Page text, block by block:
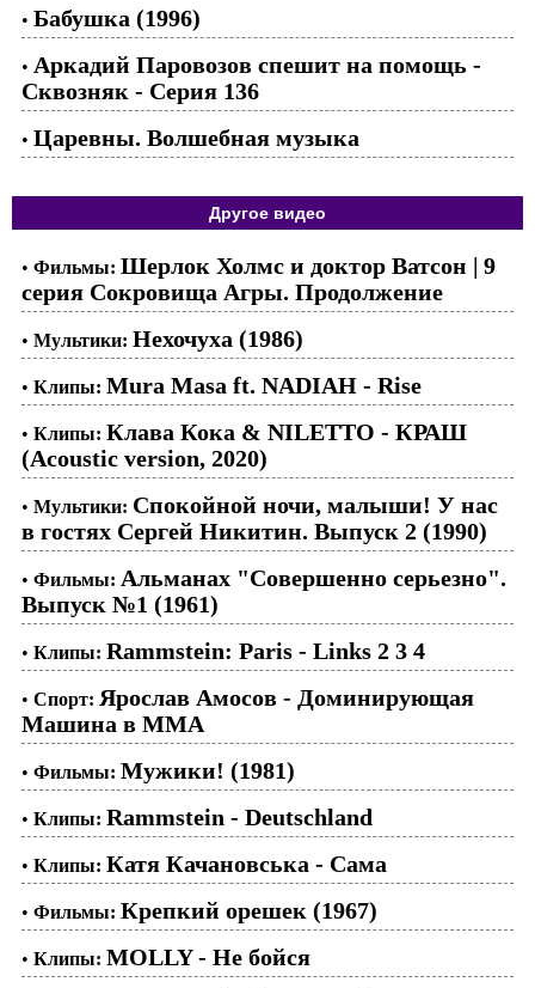
• Бабушка (1996)
• Аркадий Паровозов спешит на помощь -
Сквозняк - Серия 136
• Царевны. Волшебная музыка
Другое видео
• Фильмы: Шерлок Холмс и доктор Ватсон | 9
серия Сокровища Агры. Продолжение
• Мультики: Нехочуха (1986)
• Клипы: Mura Masa ft. NADIAH - Rise
• Клипы: Клава Кока & NILETTO - КРАШ
(Acoustic version, 2020)
• Мультики: Спокойной ночи, малыши! У нас
в гостях Сергей Никитин. Выпуск 2 (1990)
• Фильмы: Альманах "Совершенно серьезно".
Выпуск №1 (1961)
• Клипы: Rammstein: Paris - Links 2 3 4
• Спорт: Ярослав Амосов - Доминирующая
Машина в ММА
• Фильмы: Мужики! (1981)
• Клипы: Rammstein - Deutschland
• Клипы: Катя Качановська - Сама
• Фильмы: Крепкий орешек (1967)
• Клипы: MOLLY - Не бойся